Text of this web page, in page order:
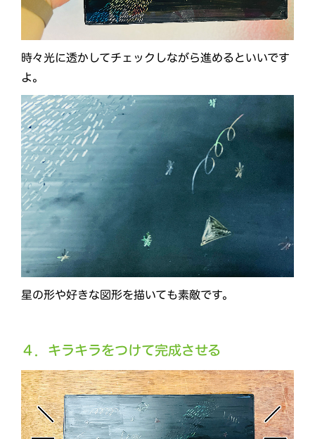
時々光に透かしてチェックしながら進めるといいです
よ。
星の形や好きな図形を描いても素敵です。
４．キラキラをつけて完成させる